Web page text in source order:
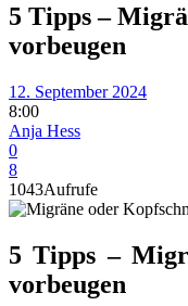
5 Tipps –
vorbeugen
12. September 2024
8:00
Anja Hess
0
8
1043Aufrufe
5 Tipps –
vorbeugen